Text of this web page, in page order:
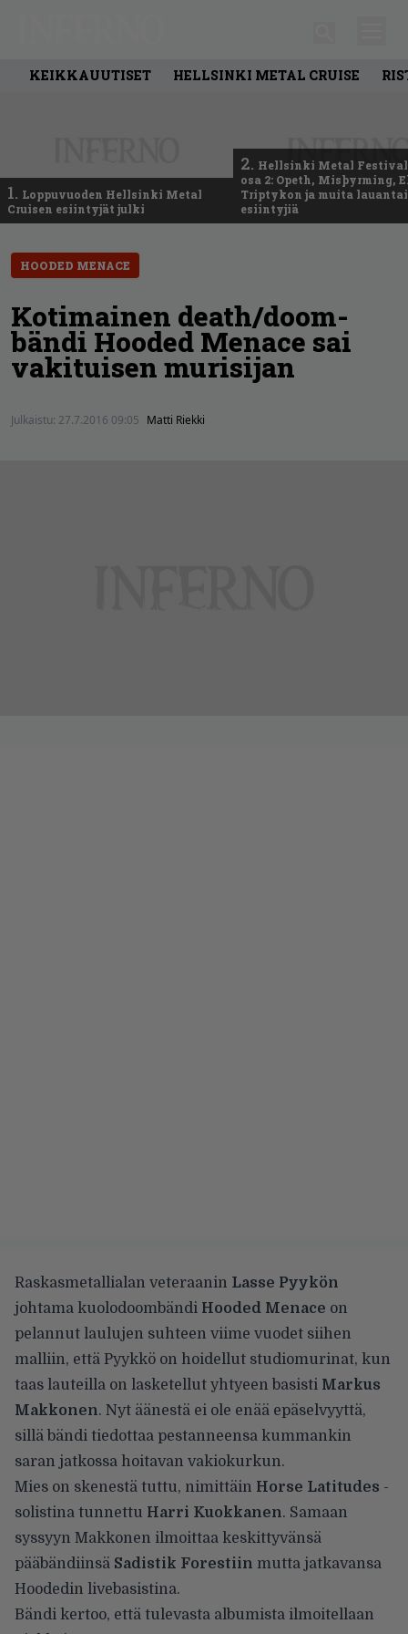
KEIKKAUUTISET HELLSINKI METAL CRUISE
1. Loppuvuoden Hellsinki Metal
Cruisen esiintyjät julki
2. Hellsinki Metal
osa 2: Opeth, Misþyrming,
Triptykon ja muita
esiintyjiä
HOODED MENACE
Kotimainen death/doom-
bändi Hooded Menace sai
vakituisen murisijan
Julkaistu: 27.7.2016 09:05 Matti Riekki
Raskasmetallialan veteraanin Lasse Pyykön
johtama kuolodoombändi Hooded Menace on
pelannut laulujen suhteen viime vuodet siihen
malliin, että Pyykkö on hoidellut studiomurinat, kun
taas lauteilla on lasketellut yhtyeen basisti Markus
Makkonen. Nyt äänestä ei ole enää epäselvyyttä,
sillä bändi tiedottaa pestanneensa kummankin
saran jatkossa hoitavan vakiokurkun.
Mies on skenestä tuttu, nimittäin Horse Latitudes -
solistina tunnettu Harri Kuokkanen. Samaan
syssyyn Makkonen ilmoittaa keskittyvänsä
pääbändiinsä Sadistik Forestiin mutta jatkavansa
Hoodedin livebasistina.
Bändi kertoo, että tulevasta albumista ilmoitellaan